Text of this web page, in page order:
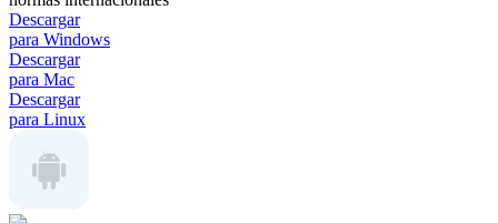
Descargar
para Windows
Descargar
para Mac
Descargar
para Linux